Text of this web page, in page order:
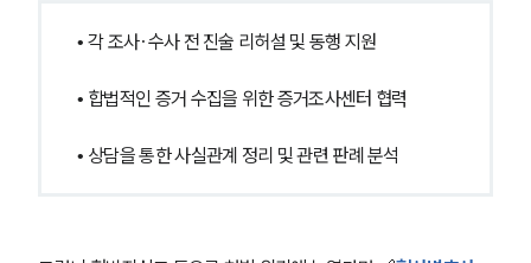
통합검색
AI대륜
업무사례
형사 주요 업무사례
• 각 조사·수사 전 진술 리허설 및 동행 지원
• 합법적인 증거 수집을 위한 증거조사센터 협력
• 상담을 통한 사실관계 정리 및 관련 판례 분석